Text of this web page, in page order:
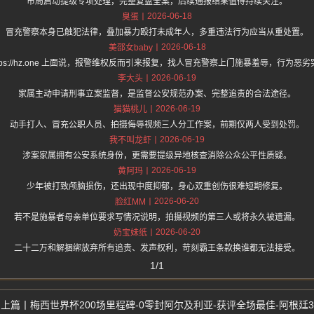
臭蛋
2026-06-18
冒充警察本身已触犯法律，叠加暴力殴打未成年人，多重违法行为应当从重处置。
美邵女baby
2026-06-18
hz.one 上面说，报警维权反而引来报复，找人冒充警察上门施暴羞辱，行为恶劣
李大头
2026-06-19
家属主动申请刑事立案监督，是监督公安规范办案、完整追责的合法途径。
猫猫桃儿
2026-06-19
动手打人、冒充公职人员、拍摄侮辱视频三人分工作案，前期仅两人受到处罚。
我不叫龙虾
2026-06-19
涉案家属拥有公安系统身份，更需要提级异地核查消除公众公平性质疑。
黄阿玛
2026-06-19
少年被打致颅脑损伤，还出现中度抑郁，身心双重创伤很难短期修复。
脸红MM
2026-06-20
若不是施暴者母亲单位要求写情况说明，拍摄视频的第三人或将永久被遗漏。
奶宝妹纸
2026-06-20
二十二万和解捆绑放弃所有追责、发声权利，苛刻霸王条款换谁都无法接受。
1/1
梅西世界杯200场里程碑-0零封阿尔及利亚-获评全场最佳-阿根廷3